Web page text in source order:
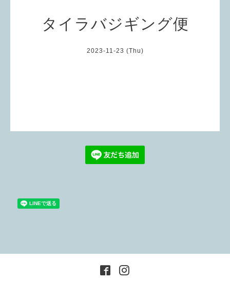
タイラバジギング便
2023-11-23 (Thu)